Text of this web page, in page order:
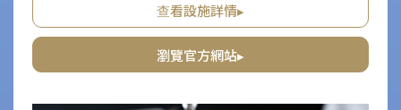
查看設施詳情▸
瀏覽官方網站▸